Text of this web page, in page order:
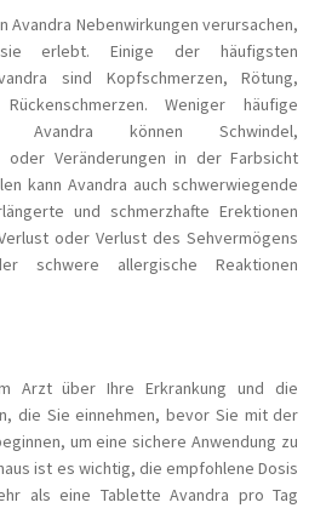
Avandra Nebenwirkungen verursachen,
erlebt. Einige der häufigsten
sind Kopfschmerzen, Rötung,
Weniger häufige
Avandra können Schwindel,
oder Veränderungen in der Farbsicht
kann Avandra auch schwerwiegende
und schmerzhafte Erektionen
oder Verlust des Sehvermögens
schwere allergische Reaktionen
Arzt über Ihre Erkrankung und die
die Sie einnehmen, bevor Sie mit der
um eine sichere Anwendung zu
ist es wichtig, die empfohlene Dosis
als eine Tablette Avandra pro Tag